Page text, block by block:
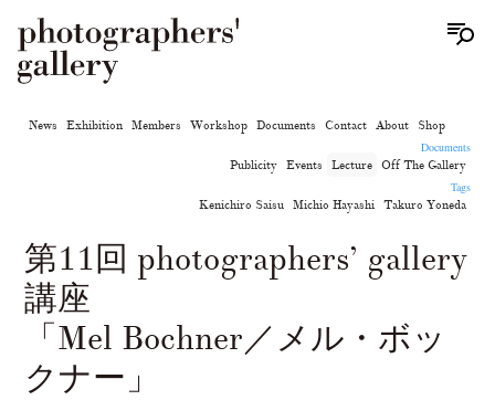
News Exhibition Members Workshop Documents Contact About
Shop
Documents
Publicity Events Lecture Off The Gallery
Tags
Kenichiro Saisu Michio Hayashi Takuro Yoneda
第11回 photographers’ gallery
講座
「Mel Bochner／メル・ボッ
クナー」